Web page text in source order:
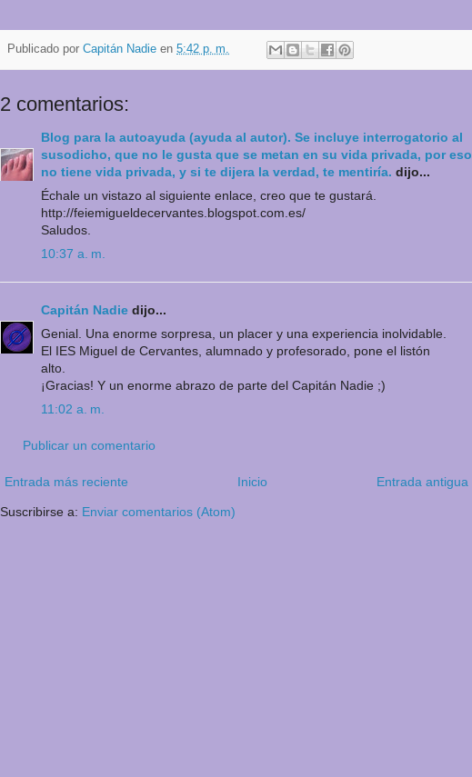
Publicado por Capitán Nadie en 5:42 p. m.
2 comentarios:
Blog para la autoayuda (ayuda al autor). Se incluye interrogatorio al
susodicho, que no le gusta que se metan en su vida privada, por eso
no tiene vida privada, y si te dijera la verdad, te mentiría. dijo...
Échale un vistazo al siguiente enlace, creo que te gustará.
http://feiemigueldecervantes.blogspot.com.es/
Saludos.
10:37 a. m.
Capitán Nadie dijo...
Genial. Una enorme sorpresa, un placer y una experiencia inolvidable.
El IES Miguel de Cervantes, alumnado y profesorado, pone el listón
alto.
¡Gracias! Y un enorme abrazo de parte del Capitán Nadie ;)
11:02 a. m.
Publicar un comentario
Entrada más reciente Entrada antigua
Inicio
Suscribirse a: Enviar comentarios (Atom)